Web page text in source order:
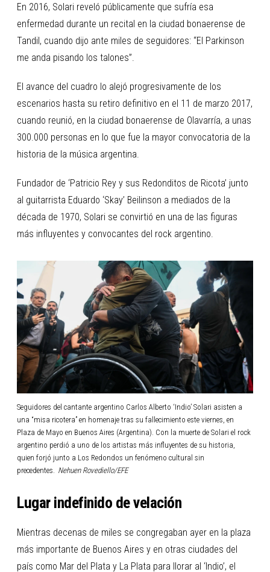
En 2016, Solari reveló públicamente que sufría esa
enfermedad durante un recital en la ciudad bonaerense de
Tandil, cuando dijo ante miles de seguidores: “El Parkinson
me anda pisando los talones”.
El avance del cuadro lo alejó progresivamente de los
escenarios hasta su retiro definitivo en el 11 de marzo 2017,
cuando reunió, en la ciudad bonaerense de Olavarría, a unas
300.000 personas en lo que fue la mayor convocatoria de la
historia de la música argentina.
Fundador de ‘Patricio Rey y sus Redonditos de Ricota’ junto
al guitarrista Eduardo ‘Skay’ Beilinson a mediados de la
década de 1970, Solari se convirtió en una de las figuras
más influyentes y convocantes del rock argentino.
Seguidores del cantante argentino Carlos Alberto ‘Indio’ Solari asisten a
una “misa ricotera” en homenaje tras su fallecimiento este viernes, en
Plaza de Mayo en Buenos Aires (Argentina). Con la muerte de Solari el rock
argentino perdió a uno de los artistas más influyentes de su historia,
quien forjó junto a Los Redondos un fenómeno cultural sin
precedentes. Nehuen Rovediello/EFE
Lugar indefinido de velación
Mientras decenas de miles se congregaban ayer en la plaza
más importante de Buenos Aires y en otras ciudades del
país como Mar del Plata y La Plata para llorar al ‘Indio’, el